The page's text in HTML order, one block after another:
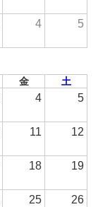
4 5
金 土
4 5
11 12
18 19
25 26